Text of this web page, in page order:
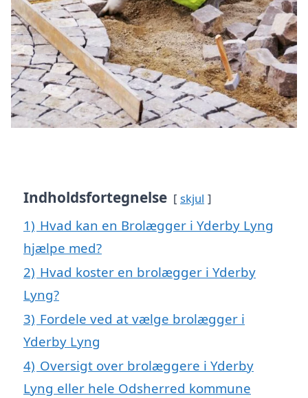
Indholdsfortegnelse skjul
1) Hvad kan en Brolægger i Yderby Lyng
hjælpe med?
2) Hvad koster en brolægger i Yderby
Lyng?
3) Fordele ved at vælge brolægger i
Yderby Lyng
4) Oversigt over brolæggere i Yderby
Lyng eller hele Odsherred kommune